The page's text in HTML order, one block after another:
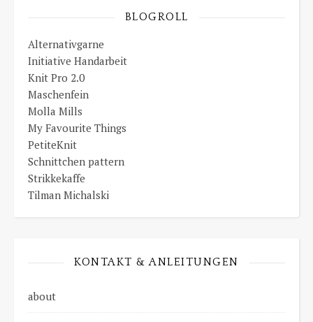
BLOGROLL
Alternativgarne
Initiative Handarbeit
Knit Pro 2.0
Maschenfein
Molla Mills
My Favourite Things
PetiteKnit
Schnittchen pattern
Strikkekaffe
Tilman Michalski
KONTAKT & ANLEITUNGEN
about